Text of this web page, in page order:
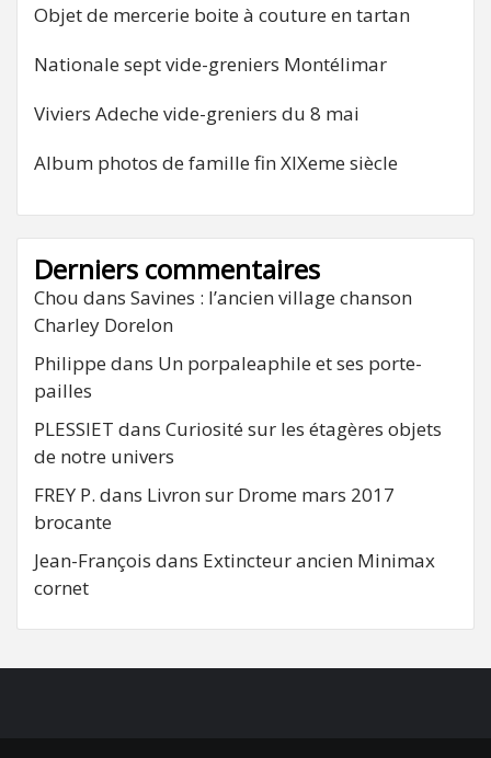
Objet de mercerie boite à couture en tartan
Nationale sept vide-greniers Montélimar
Viviers Adeche vide-greniers du 8 mai
Album photos de famille fin XIXeme siècle
Derniers commentaires
Chou dans Savines : l’ancien village chanson
Charley Dorelon
Philippe dans Un porpaleaphile et ses porte-
pailles
PLESSIET dans Curiosité sur les étagères objets
de notre univers
FREY P. dans Livron sur Drome mars 2017
brocante
Jean-François dans Extincteur ancien Minimax
cornet